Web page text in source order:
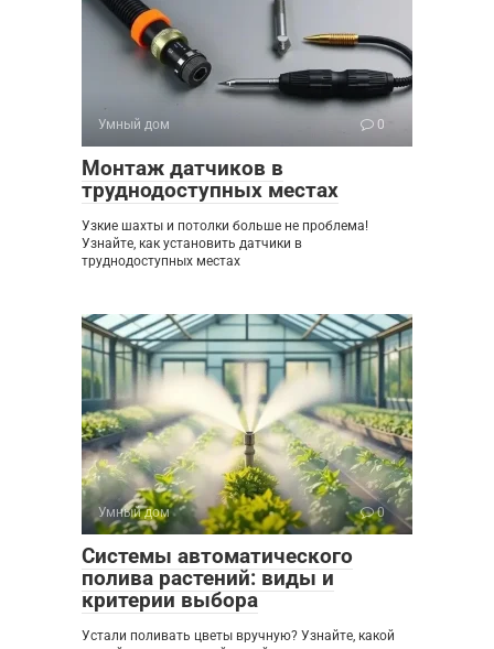
Умный дом 0
Монтаж датчиков в
труднодоступных местах
Узкие шахты и потолки больше не проблема!
Узнайте, как установить датчики в
труднодоступных местах
Умный дом 0
Системы автоматического
полива растений: виды и
критерии выбора
Устали поливать цветы вручную? Узнайте, какой